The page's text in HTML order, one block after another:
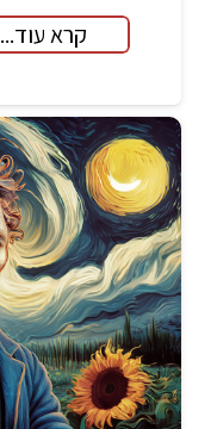
קרא עוד...